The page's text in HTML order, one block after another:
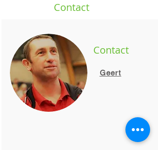
Contact
Contact
Geert